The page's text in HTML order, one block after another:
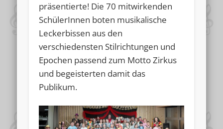
präsentierte! Die 70 mitwirkenden
SchülerInnen boten musikalische
Leckerbissen aus den
verschiedensten Stilrichtungen und
Epochen passend zum Motto Zirkus
und begeisterten damit das
Publikum.